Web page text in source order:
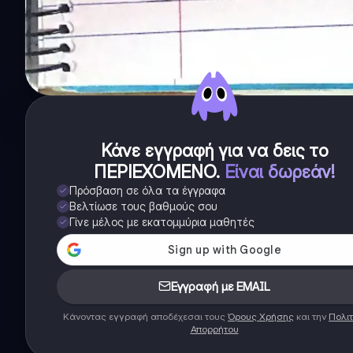
Κάνε εγγραφή για να δεις το
ΠΕΡΙΕΧΟΜΕΝΟ. Είναι δωρεάν!
Πρόσβαση σε όλα τα έγγραφα
Βελτίωσε τους βαθμούς σου
Γίνε μέλος με εκατομμύρια μαθητές
Εγγραφή με EMAIL
Κάνοντας εγγραφή αποδέχεσαι τους Όρους Χρήσης και την
Απορρήτου